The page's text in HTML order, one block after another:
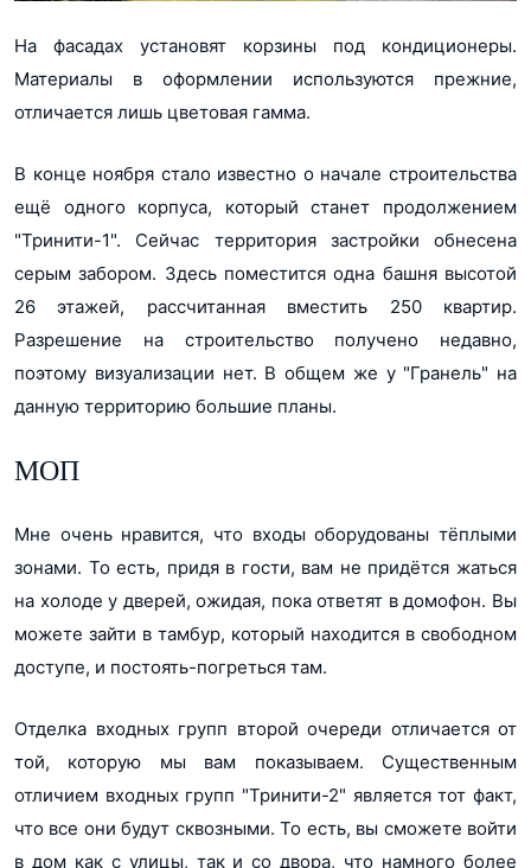
На фасадах установят корзины под кондиционеры.
Материалы в оформлении используются прежние,
отличается лишь цветовая гамма.
В конце ноября стало известно о начале строительства
ещё одного корпуса, который станет продолжением
"Тринити-1". Сейчас территория застройки обнесена
серым забором. Здесь поместится одна башня высотой
26 этажей, рассчитанная вместить 250 квартир.
Разрешение на строительство получено недавно,
поэтому визуализации нет. В общем же у "Гранель" на
данную территорию большие планы.
МОП
Мне очень нравится, что входы оборудованы тёплыми
зонами. То есть, придя в гости, вам не придётся жаться
на холоде у дверей, ожидая, пока ответят в домофон. Вы
можете зайти в тамбур, который находится в свободном
доступе, и постоять-погреться там.
Отделка входных групп второй очереди отличается от
той, которую мы вам показываем. Существенным
отличием входных групп "Тринити-2" является тот факт,
что все они будут сквозными. То есть, вы сможете войти
в дом как с улицы, так и со двора, что намного более